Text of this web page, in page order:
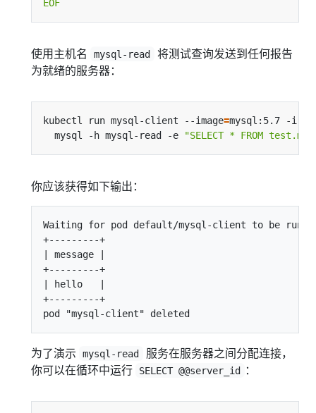
EOF
使用主机名 mysql-read
将测试查询发送到任何报告
为就绪的服务器：
kubectl run mysql-client --image=mysql:5.7 -i -
  mysql -h mysql-read -e
"SELECT * FROM
你应该获得如下输出：
Waiting for pod default/mysql-client to be
+---------+
| message |
+---------+
| hello   |
+---------+
为了演示 mysql-read
服务在服务器之间分配连接，
你可以在循环中运行
SELECT @@server_id ：